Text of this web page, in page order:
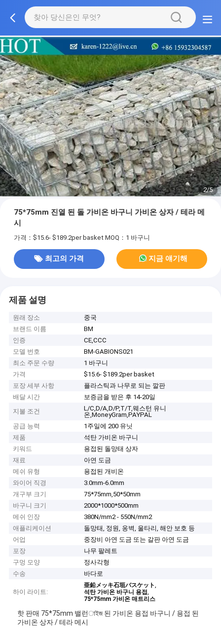
2/5
75*75mm 진열 된 돌 가비온 바구니 가비온 상자 / 테라 메
시
가격：$15.6- $189.2per basket MOQ：1 바구니
최고의 가격 지금 얘기해
제품 설명
원래 장소
중국
브랜드 이름
BM
인증
CE,CCC
모델 번호
BM-GABIONS021
최소 주문 수량
1 바구니
가격
$15.6- $189.2per basket
포장 세부 사항
플라스틱과 나무로 되는 깔판
배달 시간
보증금을 받은 후 14-20일
지불 조건
L/C,D/A,D/P,T/T,웨스턴 유니
온,MoneyGram,PAYPAL
공급 능력
1주일에 200 유닛
제품
석탄 가비온 바구니
키워드
용접된 돌망태 상자
재료
아연 도금
메쉬 유형
용접된 개비온
와이어 직경
3.0mm-6.0mm
개구부 크기
75*75mm,50*50mm
바구니 크기
2000*1000*500mm
메쉬 인장
380N/mm2 - 550N/mm2
애플리케이션
돌망태, 정원, 옹벽, 울타리, 해안 보호 등
어업
중장비 아연 도금 또는 갈판 아연 도금
포장
나무 팔레트
구멍 모양
정사각형
수송
바다로
하이 라이트:
亜鉛メッキ石垣バスケット,
석탄 가비온 바구니 용접,
75*75mm 가비온 매트리스
핫 판매 75*75mm 밸런াইজ 된 가비온 용접 바구니 / 용접 된
가비온 상자 / 테라 메시